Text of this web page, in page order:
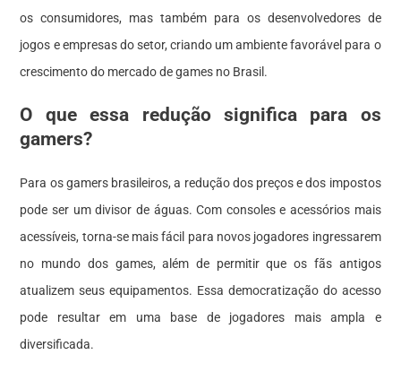
os consumidores, mas também para os desenvolvedores de
jogos e empresas do setor, criando um ambiente favorável para o
crescimento do mercado de games no Brasil.
O que essa redução significa para os
gamers?
Para os gamers brasileiros, a redução dos preços e dos impostos
pode ser um divisor de águas. Com consoles e acessórios mais
acessíveis, torna-se mais fácil para novos jogadores ingressarem
no mundo dos games, além de permitir que os fãs antigos
atualizem seus equipamentos. Essa democratização do acesso
pode resultar em uma base de jogadores mais ampla e
diversificada.